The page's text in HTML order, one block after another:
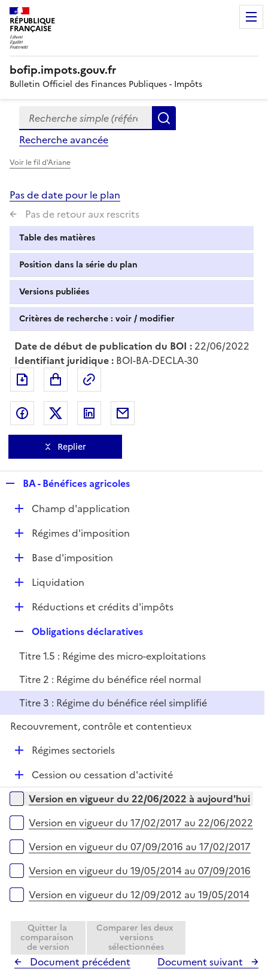
RÉPUBLIQUE
FRANÇAISE
bofip.impots.gouv.fr
Bulletin Officiel des Finances Publiques - Impôts
Formulaire
de
recherche
Recherche simple (références, mots clés, partie du
Recherche avancée
Voir le fil d'Ariane
Pas de date pour le plan
Pas de retour aux rescrits
Table des matières
Position dans la série du plan
Versions publiées
Critères de recherche : voir / modifier
Date de début de publication du BOI : 22/06/2022
Identifiant juridique : BOI-BA-DECLA-30
Exporter le document au format pdf
Partager sur Facebook
Partager sur Twitter
Partager sur LinkedIn
Replier
p
l
i
e
BA - Bénéfices agricoles
DChamp d'application
DRégimes d'imposition
DBase d'imposition
D
e
Liquidation
D
p
l
i
e
r
Réductions et crédits d'impôts
p
l
i
e
r
Obligations déclaratives
Titre 1.5 : Régime des micro-exploitations
Titre 2 : Régime du bénéfice réel normal
Titre 3 : Régime du bénéfice réel simplifié
Recouvrement, contrôle et contentieux
D
e
Régimes sectoriels
D
é
p
e
Cession ou cessation d'activité
Versions sur la période
Version en vigueur du 22/06/2022 à aujourd'hui
Version en vigueur du 17/02/2017 au 22/06/2022
Version en vigueur du 07/09/2016 au 17/02/2017
Version en vigueur du 19/05/2014 au 07/09/2016
Version en vigueur du 12/09/2012 au 19/05/2014
Quitter la
comparaison
de version
Comparer les deux
versions
sélectionnées
Document précédent Document suivant